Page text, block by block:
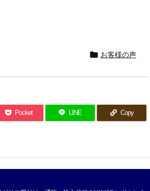
 お客様の声
Pocket LINE Copy